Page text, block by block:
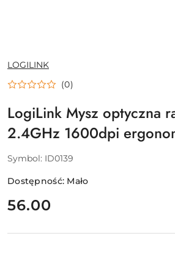
NAZWA
PRODUCENTA:
LOGILINK
(0)
LogiLink Mysz optyczna
2.4GHz 1600dpi
Symbol: ID0139
Dostępność: Mało
cena:
56.00